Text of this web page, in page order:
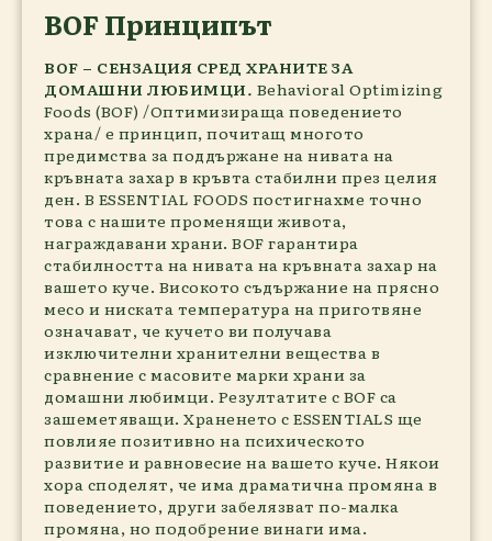
BOF Принципът
BOF – СЕНЗАЦИЯ СРЕД ХРАНИТЕ ЗА
ДОМАШНИ ЛЮБИМЦИ. Behavioral Optimizing
Foods (BOF) /Оптимизираща поведението
храна/ е принцип, почитащ многото
предимства за поддържане на нивата на
кръвната захар в кръвта стабилни през целия
ден. В ESSENTIAL FOODS постигнахме точно
това с нашите променящи живота,
награждавани храни. BOF гарантира
стабилността на нивата на кръвната захар на
вашето куче. Високото съдържание на прясно
месо и ниската температура на приготвяне
означават, че кучето ви получава
изключителни хранителни вещества в
сравнение с масовите марки храни за
домашни любимци. Резултатите с BOF са
зашеметяващи. Храненето с ESSENTIALS ще
повлияе позитивно на психическото
развитие и равновесие на вашето куче. Някои
хора споделят, че има драматична промяна в
поведението, други забелязват по-малка
промяна, но подобрение винаги има.